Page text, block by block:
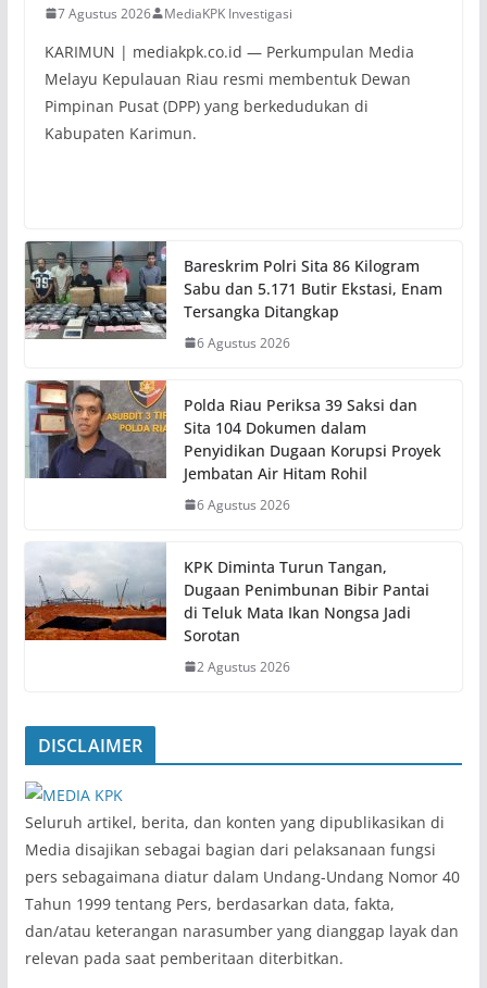
7 Agustus 2026 MediaKPK Investigasi
KARIMUN | mediakpk.co.id — Perkumpulan Media
Melayu Kepulauan Riau resmi membentuk Dewan
Pimpinan Pusat (DPP) yang berkedudukan di
Kabupaten Karimun.
Bareskrim Polri Sita 86 Kilogram
Sabu dan 5.171 Butir Ekstasi, Enam
Tersangka Ditangkap
6 Agustus 2026
Polda Riau Periksa 39 Saksi dan
Sita 104 Dokumen dalam
Penyidikan Dugaan Korupsi Proyek
Jembatan Air Hitam Rohil
6 Agustus 2026
KPK Diminta Turun Tangan,
Dugaan Penimbunan Bibir Pantai
di Teluk Mata Ikan Nongsa Jadi
Sorotan
2 Agustus 2026
DISCLAIMER
‎Seluruh artikel, berita, dan konten yang dipublikasikan di
Media disajikan sebagai bagian dari pelaksanaan fungsi
pers sebagaimana diatur dalam Undang-Undang Nomor 40
Tahun 1999 tentang Pers, berdasarkan data, fakta,
dan/atau keterangan narasumber yang dianggap layak dan
relevan pada saat pemberitaan diterbitkan.